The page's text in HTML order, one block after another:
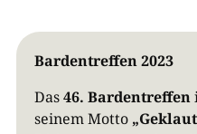
Bardentreffen 2023
Das46. Bardentreffen
seinem Motto